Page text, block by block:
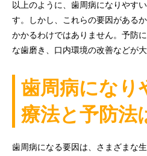
以上のように、歯周病になりやす
す。しかし、これらの要因がある
かかるわけではありません。予防
な歯磨き、口内環境の改善などが大
歯周病になり
療法と予防法
歯周病になる要因は、さまざまな